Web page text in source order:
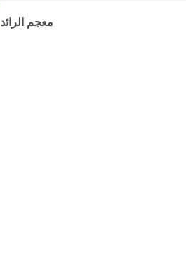
معجم الرائد